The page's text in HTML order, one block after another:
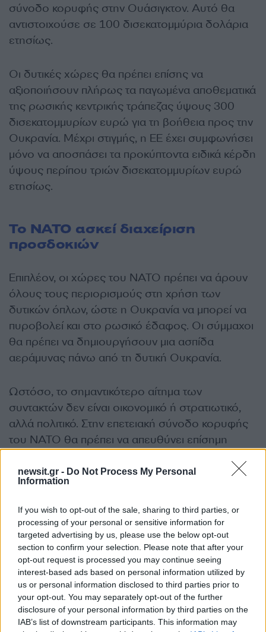
newsit.gr - Do Not Process My Personal
Information
If you wish to opt-out of the sale, sharing to third parties, or
processing of your personal or sensitive information for
targeted advertising by us, please use the below opt-out
section to confirm your selection. Please note that after your
opt-out request is processed you may continue seeing
interest-based ads based on personal information utilized by
us or personal information disclosed to third parties prior to
your opt-out. You may separately opt-out of the further
disclosure of your personal information by third parties on the
IAB’s list of downstream participants. This information may
σύνοδο κορυφής στην Ουάσιγκτον. Αυτό θα
αντιστοιχούσε σε 100 δισεκατομμύρια δολάρια
ετησίως.
Οι δυτικές χώρες θα πρέπει επίσης να
αξιοποιήσουν πλήρως τα παγωμένα αποθεματικά
της ρωσικής κεντρικής τράπεζας ύψους 300
δισεκατομμυρίων ευρώ για τη βοήθεια προς την
Ουκρανία. Μέχρι στιγμής, η ΕΕ έχει συμφωνήσει
μόνο να αποσπάσει τα προκύπτοντα ειδικά κέρδη
ύψους περίπου τριών δισεκατομμυρίων ευρώ
ετησίως.
Το ΝΑΤΟ ασκεί διαχείριση
προσδοκιών
Επιπλέον, οι χώρες του ΝΑΤΟ πρέπει να άρουν
όλους τους περιορισμούς στη χρήση των
δυτικών όπλων, ώστε η Ουκρανία να μπορεί να
πυροβολεί και στο ρωσικό έδαφος. Οι σύμμαχοι
θα πρέπει να δημιουργήσουν μια ασπίδα
αεράμυνας πάνω από τη δυτική Ουκρανία.
Ωστόσο, το σημαντικότερο αίτημα των
συντακτών δεν είναι οικονομικό ή στρατιωτικό,
αλλά πολιτικό. Στην επετειακή σύνοδο κορυφής
του ΝΑΤΟ θα πρέπει να απευθύνει επίσημη
συμμαχίας. Η προσχώρηση θα πρέπει να
πραγματοποιηθεί το αργότερο τον Ιούλιο του
2028, εφόσον η Ουκρανία πληροί ορισμένες
προϋποθέσεις. Η αναβολή της πρόσκλησης θα
ενθάρρυνε τη Ρωσία να εντείνει τις επιθέσεις
της, έγραψαν οι Ρασμούσεν και Γερμάκ.
Ωστόσο, διπλωμάτες του ΝΑΤΟ απέκλεισαν το
ενδεχόμενο να προσφερθεί στην Ουκρανία η
ιδιότητα του μέλους σε αυτή τη σύνοδο